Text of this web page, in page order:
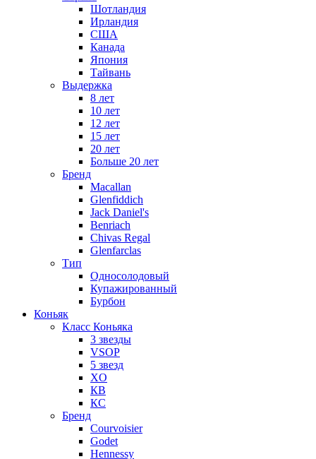
Шотландия
Ирландия
США
Канада
Япония
Тайвань
Выдержка
8 лет
10 лет
12 лет
15 лет
20 лет
Больше 20 лет
Бренд
Macallan
Glenfiddich
Jack Daniel's
Benriach
Chivas Regal
Glenfarclas
Тип
Односолодовый
Купажированный
Бурбон
Коньяк
Класс Коньяка
3 звезды
VSOP
5 звезд
XO
КВ
КС
Бренд
Courvoisier
Godet
Hennessy